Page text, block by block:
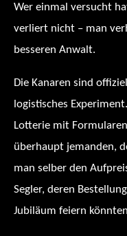
Wer einmal versucht
verliert nicht – man
besseren Anwalt.
Die Kanaren sind
logistisches
Lotterie mit
überhaupt jemanden,
man selber den
Segler, deren
Jubiläum feiern